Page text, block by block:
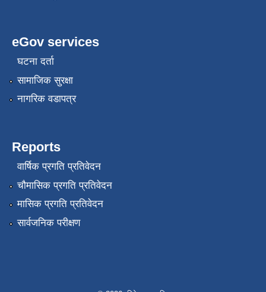
eGov services
घटना दर्ता
सामाजिक सुरक्षा
नागरिक वडापत्र
Reports
वार्षिक प्रगति प्रतिवेदन
चौमासिक प्रगति प्रतिवेदन
मासिक प्रगति प्रतिवेदन
सार्वजनिक परीक्षण